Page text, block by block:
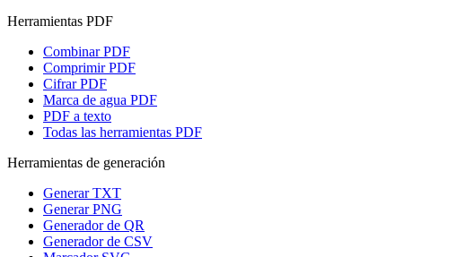
Herramientas PDF
Combinar PDF
Comprimir PDF
Cifrar PDF
Marca de agua PDF
PDF a texto
Todas las herramientas PDF
Herramientas de generación
Generar TXT
Generar PNG
Generador de QR
Generador de CSV